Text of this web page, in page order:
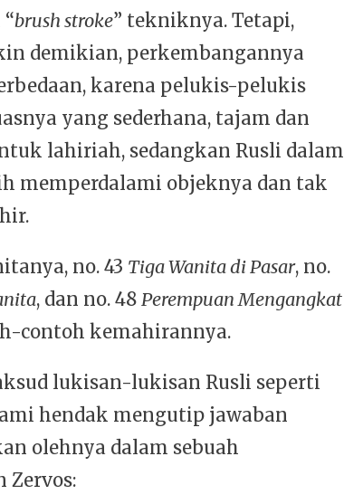
brush stroke” tekniknya. Tetapi,
demikian, perkembangannya
karena pelukis-pelukis
yang sederhana, tajam dan
lahiriah, sedangkan Rusli dalam
memperdalami objeknya dan tak
no. 43 Tiga Wanita di Pasar, no.
, dan no. 48 Perempuan Mengangkat
contoh kemahirannya.
lukisan-lukisan Rusli seperti
hendak mengutip jawaban
olehnya dalam sebuah
Zervos: